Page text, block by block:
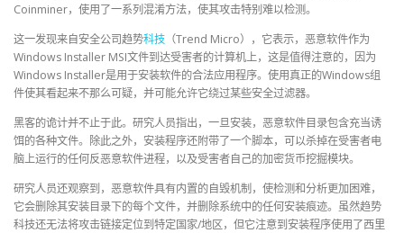
Coinminer，使用了一系列混淆方法，使其攻击特别难以检测。
这一发现来自安全公司趋势科技 （Trend Micro），它表示，恶意软件作为
Windows Installer MSI文件到达受害者的计算机上，这是值得注意的，因为
Windows Installer是用于安装软件的合法应用程序。使用真正的Windows组
件使其看起来不那么可疑，并可能允许它绕过某些安全过滤器。
黑客的诡计并不止于此。研究人员指出，一旦安装，恶意软件目录包含充当诱
饵的各种文件。除此之外，安装程序还附带了一个脚本，可以杀掉在受害者电
脑上运行的任何反恶意软件进程，以及受害者自己的加密货币挖掘模块。
研究人员还观察到，恶意软件具有内置的自毁机制，使检测和分析更加困难，
它会删除其安装目录下的每个文件，并删除系统中的任何安装痕迹。虽然趋势
科技还无法将攻击链接定位到特定国家/地区，但它注意到安装程序使用了西里